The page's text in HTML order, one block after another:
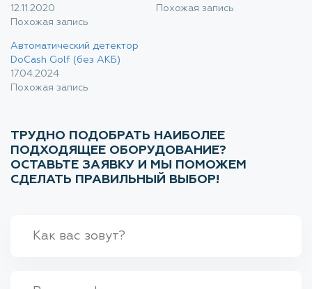
12.11.2020
Похожая запись
Похожая запись
Автоматический детектор
DoCash Golf (без АКБ)
17.04.2024
Похожая запись
ТРУДНО ПОДОБРАТЬ НАИБОЛЕЕ
ПОДХОДЯЩЕЕ ОБОРУДОВАНИЕ?
ОСТАВЬТЕ ЗАЯВКУ И МЫ ПОМОЖЕМ
СДЕЛАТЬ ПРАВИЛЬНЫЙ ВЫБОР!